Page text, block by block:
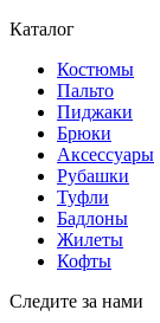
Каталог
Костюмы
Пальто
Пиджаки
Брюки
Аксессуары
Рубашки
Туфли
Бадлоны
Жилеты
Кофты
Следите за нами